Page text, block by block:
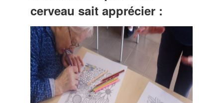
cerveau sait apprécier :